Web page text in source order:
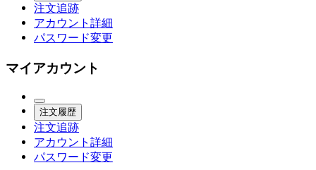
注文追跡
アカウント詳細
パスワード変更
マイアカウント
注文履歴
注文追跡
アカウント詳細
パスワード変更